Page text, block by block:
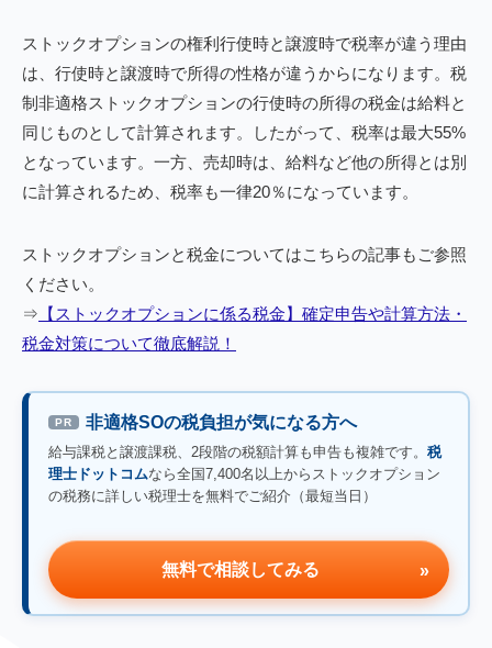
ストックオプションの権利行使時と譲渡時で税率が違う理由
は、行使時と譲渡時で所得の性格が違うからになります。税
制非適格ストックオプションの行使時の所得の税金は給料と
同じものとして計算されます。したがって、税率は最大55%
となっています。一方、売却時は、給料など他の所得とは別
に計算されるため、税率も一律20％になっています。
ストックオプションと税金についてはこちらの記事もご参照
ください。
⇒ 【ストックオプションに係る税金】確定申告や計算方法・
税金対策について徹底解説！
PR 非適格SOの税負担が気になる方へ
給与課税と譲渡課税、2段階の税額計算も申告も複雑です。 税
理士ドットコムなら全国7,400名以上からストックオプション
の税務に詳しい税理士を無料でご紹介（最短当日）
無料で相談してみる »